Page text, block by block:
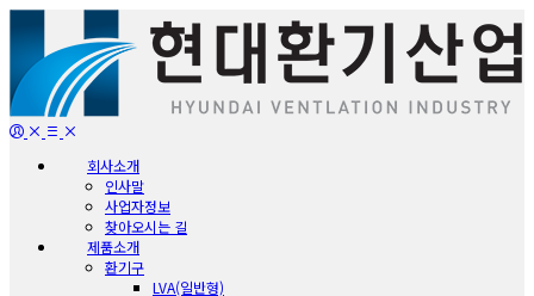
회사소개
인사말
사업자정보
찾아오시는 길
제품소개
환기구
LVA(일반형)